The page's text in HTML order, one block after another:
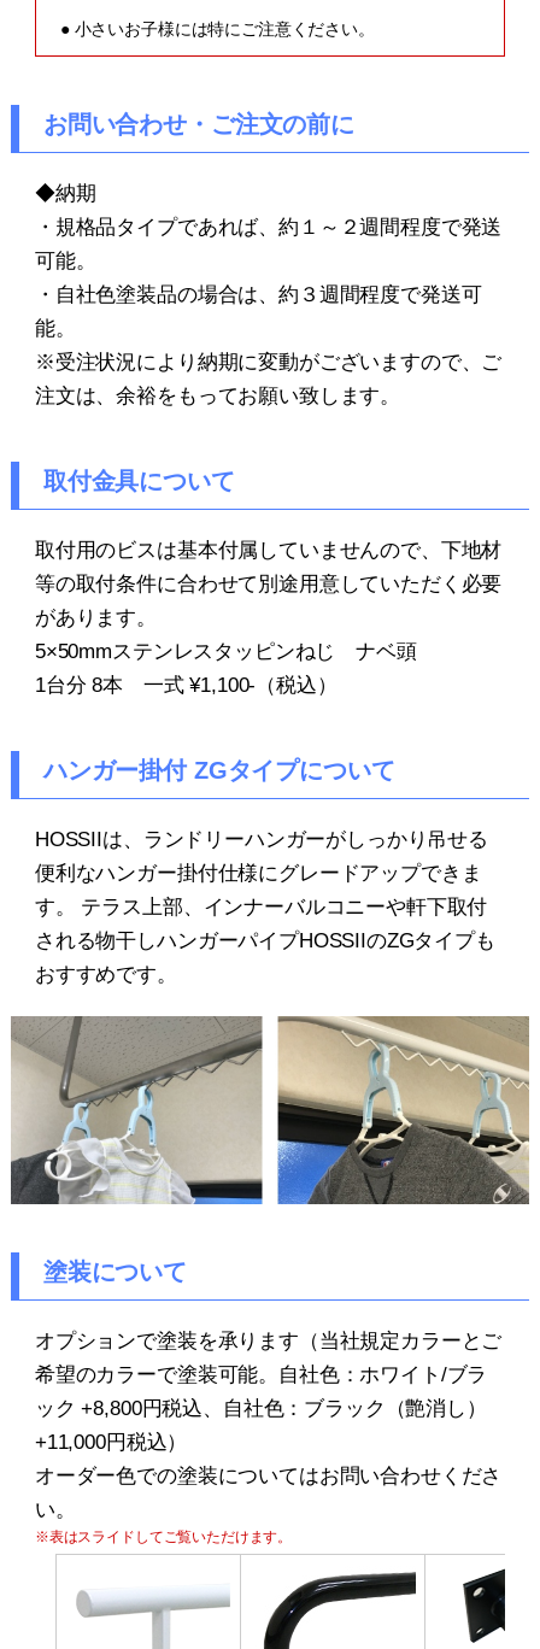
● 小さいお子様には特にご注意ください。
お問い合わせ・ご注文の前に
◆納期
・規格品タイプであれば、約１～２週間程度で発送
可能。
・自社色塗装品の場合は、約３週間程度で発送可
能。
※受注状況により納期に変動がございますので、ご
注文は、余裕をもってお願い致します。
取付金具について
取付用のビスは基本付属していませんので、下地材
等の取付条件に合わせて別途用意していただく必要
があります。
5×50mmステンレスタッピンねじ ナベ頭
1台分 8本 一式 ¥1,100-（税込）
ハンガー掛付 ZGタイプについて
HOSSIIは、ランドリーハンガーがしっかり吊せる
便利なハンガー掛付仕様にグレードアップできま
す。 テラス上部、インナーバルコニーや軒下取付
される物干しハンガーパイプHOSSIIのZGタイプも
おすすめです。
塗装について
オプションで塗装を承ります（当社規定カラーとご
希望のカラーで塗装可能。自社色：ホワイト/ブラ
ック +8,800円税込、自社色：ブラック（艶消し）
+11,000円税込）
オーダー色での塗装についてはお問い合わせくださ
い。
※表はスライドしてご覧いただけます。